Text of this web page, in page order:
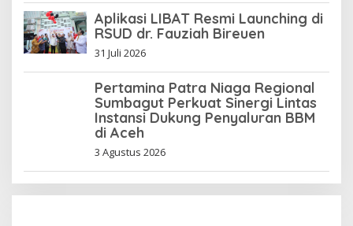
Aplikasi LIBAT Resmi Launching di
RSUD dr. Fauziah Bireuen
31 Juli 2026
Pertamina Patra Niaga Regional
Sumbagut Perkuat Sinergi Lintas
Instansi Dukung Penyaluran BBM
di Aceh
3 Agustus 2026